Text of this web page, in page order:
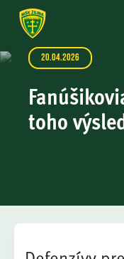
20.04.2026
toho